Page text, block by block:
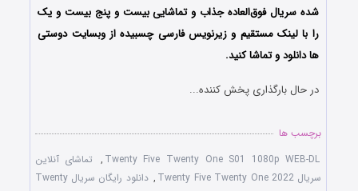
شده سریال فوق‌العاده جذاب و تماشایی بیست و پنج بیست و یک
را با لینک مستقیم و زیرنویس فارسی چسبیده از وبسایت دوستی
ها دانلود و تماشا کنید.
در حال بارگذاری پخش کننده...
برچسب ها
Twenty Five Twenty One S01 1080p WEB-DL
, تماشای آنلاین
سریال Twenty Five Twenty One 2022
,
دانلود رایگان سریال Twenty